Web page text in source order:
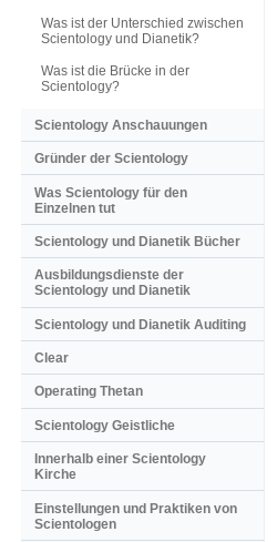
Was ist der Unterschied zwischen
Scientology und Dianetik?
Was ist die Brücke in der
Scientology?
Scientology Anschauungen
Gründer der Scientology
Was Scientology für den
Einzelnen tut
Scientology und Dianetik Bücher
Ausbildungsdienste der
Scientology und Dianetik
Scientology und Dianetik Auditing
Clear
Operating Thetan
Scientology Geistliche
Innerhalb einer Scientology
Kirche
Einstellungen und Praktiken von
Scientologen